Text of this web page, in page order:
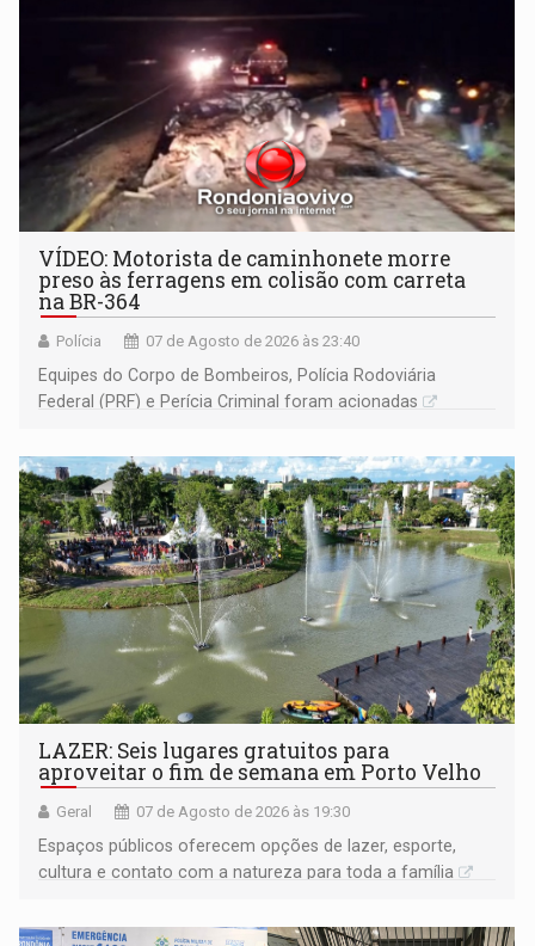
VÍDEO: Motorista de caminhonete morre
preso às ferragens em colisão com carreta
na BR-364
Polícia 07 de Agosto de 2026 às 23:40
Equipes do Corpo de Bombeiros, Polícia Rodoviária
Federal (PRF) e Perícia Criminal foram acionadas
LAZER: Seis lugares gratuitos para
aproveitar o fim de semana em Porto Velho
Geral 07 de Agosto de 2026 às 19:30
Espaços públicos oferecem opções de lazer, esporte,
cultura e contato com a natureza para toda a família